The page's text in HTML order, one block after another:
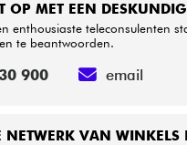
NETWERK VAN WINKELS
OP MET EEN
enthousiaste teleconsulenten
te beantwoorden.
900 email